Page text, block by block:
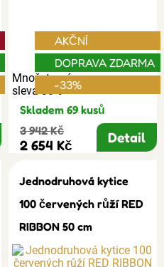
Množstevní
sleva 30%
AKČNÍ
DOPRAVA ZDARMA
-33%
Skladem 69 kusů
3 942 Kč
2 654 Kč Detail
Jednodruhová kytice
100 červených růží RED
RIBBON 50 cm